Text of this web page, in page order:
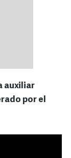
auxiliar
por el